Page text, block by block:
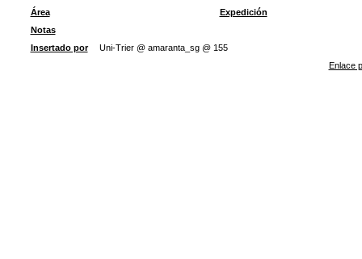
Área
Expedición
Notas
Insertado por
Uni-Trier @ amaranta_sg @ 155
Enlace